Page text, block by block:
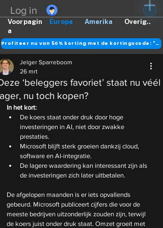
Log in
Europa Amerika Overig..
Voorpagin
a
Profiteer nu van 50% korting met de kortingscode: "DANK"
‘beleggers favoriet’ staat nu véél
nu toch kopen?
Jelger Sparreboom
26 mrt
In het kort:
De koers staat onder druk door hoge
investeringen in AI, niet door zwakke
prestaties.
Microsoft blijft sterk groeien dankzij cloud,
software en AI-integratie.
De lagere waardering kan interessant zijn als
de investeringen zich later uitbetalen.
De afgelopen maanden is er iets opvallends
gebeurd. Microsoft publiceert cijfers die voor de
meeste bedrijven uitzonderlijk zouden zijn, terwijl
de koers juist onder druk staat. Omzet groeit met